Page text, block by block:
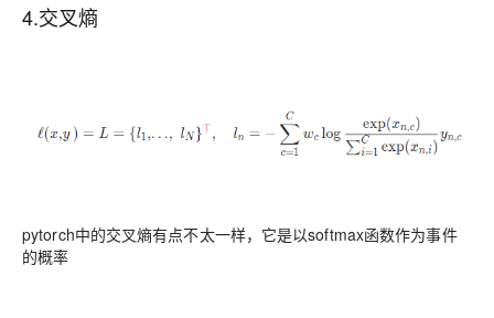
4.交叉熵
pytorch中的交叉熵有点不太一样，它是以softmax函数作为事件
的概率